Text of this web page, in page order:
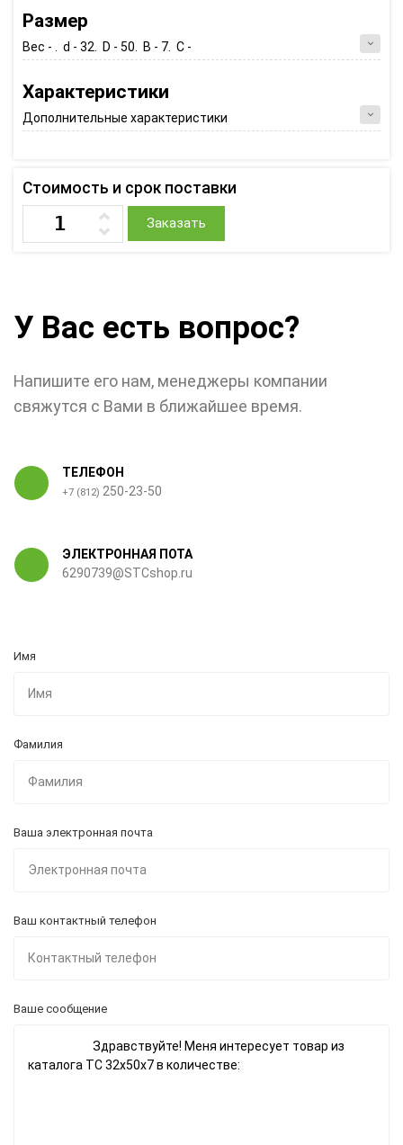
Размер
Вес - . d - 32. D - 50. B - 7. C -
Характеристики
Дополнительные характеристики
Стоимость и срок поставки
Заказать
У Вас есть вопрос?
Напишите его нам, менеджеры компании
свяжутся с Вами в ближайшее время.
ТЕЛЕФОН
+7 (812) 250-23-50
ЭЛЕКТРОННАЯ ПОТА
6290739@STCshop.ru
Имя
Фамилия
Ваша электронная почта
Ваш контактный телефон
Ваше сообщение